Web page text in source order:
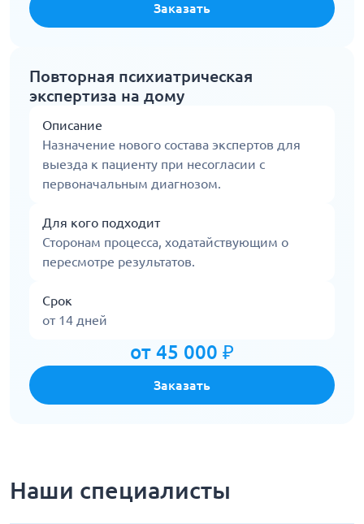
Заказать
Повторная психиатрическая
экспертиза на дому
Описание
Назначение нового состава экспертов для
выезда к пациенту при несогласии с
первоначальным диагнозом.
Для кого подходит
Сторонам процесса, ходатайствующим о
пересмотре результатов.
Срок
от 14 дней
от 45 000 ₽
Заказать
Наши специалисты